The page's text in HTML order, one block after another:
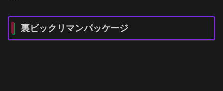
裏ビックリマンパッケージ